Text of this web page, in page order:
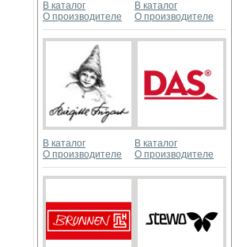
В каталог
О производителе
В каталог
О производителе
В каталог
О производителе
В каталог
О производителе